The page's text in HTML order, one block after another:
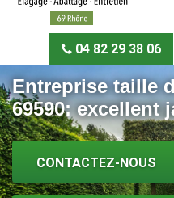
04 82 29 38 06
Entreprise taille
69590: excellent
CONTACTEZ-NOUS